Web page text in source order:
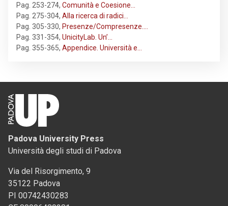
Pag. 253-274, Comunità e Coesione…
Pag. 275-304, Alla ricerca di radici…
Pag. 305-330, Presenze/Compresenze.…
Pag. 331-354, UnicityLab. Un’…
Pag. 355-365, Appendice. Università e…
Padova University Press
Università degli studi di Padova
Via del Risorgimento, 9
35122 Padova
PI 00742430283